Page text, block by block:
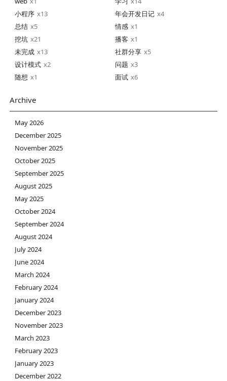
小程序
13 年会开发日记
4
总结
5 情感
1
挖坑
21 播客
1
未完成
13 社群分享
5
设计模式
2 问题
3
随想
1 面试 6
Archive
May 2026
December 2025
November 2025
October 2025
September 2025
August 2025
May 2025
October 2024
September 2024
August 2024
July 2024
June 2024
March 2024
February 2024
January 2024
December 2023
November 2023
March 2023
February 2023
January 2023
December 2022